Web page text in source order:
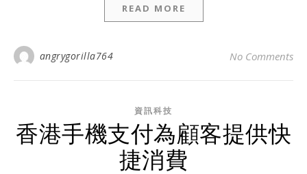
READ MORE
angrygorilla764 No Comments
資訊科技
香港手機支付為顧客提供快
捷消費